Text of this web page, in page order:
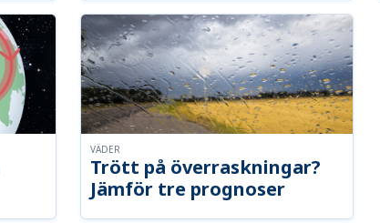
Trött på överraskningar?
Jämför tre prognoser
VÄDER